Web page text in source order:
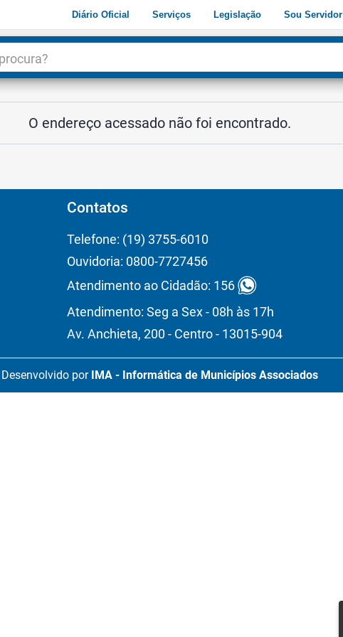
Diário Oficial Serviços Legislação Sou Servidor
O endereço acessado não foi encontrado.
Contatos
Telefone: (19) 3755-6010
Ouvidoria: 0800-7727456
Atendimento ao Cidadão: 156
Atendimento: Seg a Sex - 08h às 17h
Av. Anchieta, 200 - Centro - 13015-904
Desenvolvido por IMA - Informática de Municípios Associados